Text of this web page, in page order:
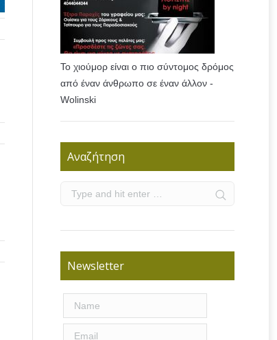
Το χιούμορ είναι ο πιο σύντομος δρόμος
από έναν άνθρωπο σε έναν άλλον -
Wolinski
Αναζήτηση
Newsletter